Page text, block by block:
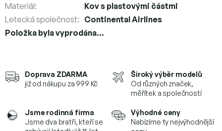
Doprava ZDARMA
již od nákupu za 999 Kč
Široký výběr modelů
Od různých značek,
měřítek a společností
Jsme rodinná firma
Jsme dva bratři, kteří se
Výhodné ceny
Nabízíme ty nejvýhodnější
Materiál:
Kov s plastovými částmi
Letecká společnost: Continental Airlines
Položka byla vyprodána…